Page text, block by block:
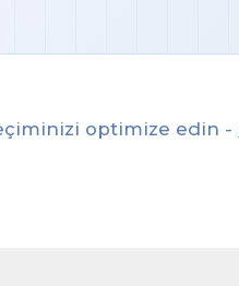
optimize edin -